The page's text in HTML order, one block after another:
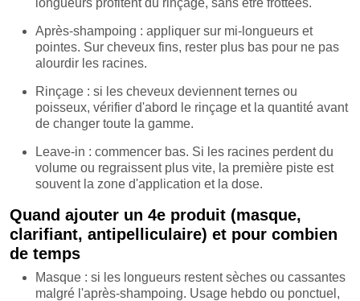
Après-shampoing : appliquer sur mi-longueurs et
pointes. Sur cheveux fins, rester plus bas pour ne pas
alourdir les racines.
Rinçage : si les cheveux deviennent ternes ou
poisseux, vérifier d'abord le rinçage et la quantité avant
de changer toute la gamme.
Leave-in : commencer bas. Si les racines perdent du
volume ou regraissent plus vite, la première piste est
souvent la zone d'application et la dose.
Quand ajouter un 4e produit (masque,
clarifiant, antipelliculaire) et pour combien
de temps
Masque : si les longueurs restent sèches ou cassantes
malgré l'après-shampoing. Usage hebdo ou ponctuel,